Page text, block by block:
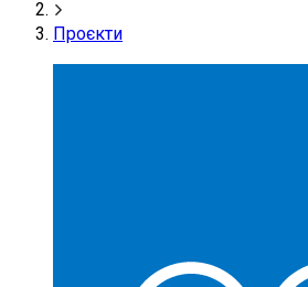
Проєкти